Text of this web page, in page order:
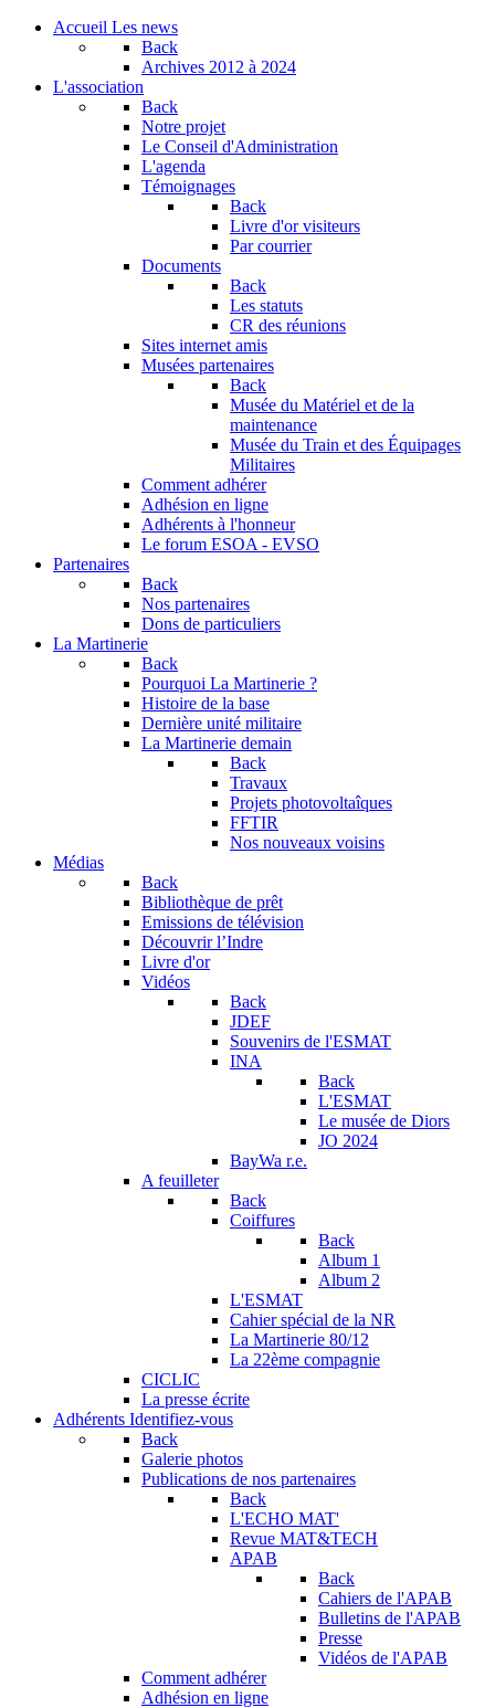
Accueil Les news
Back
Archives 2012 à 2024
L'association
Back
Notre projet
Le Conseil d'Administration
L'agenda
Témoignages
Back
Livre d'or visiteurs
Par courrier
Documents
Back
Les statuts
CR des réunions
Sites internet amis
Musées partenaires
Back
Musée du Matériel et de la
maintenance
Musée du Train et des Équipages
Militaires
Comment adhérer
Adhésion en ligne
Adhérents à l'honneur
Le forum ESOA - EVSO
Partenaires
Back
Nos partenaires
Dons de particuliers
La Martinerie
Back
Pourquoi La Martinerie ?
Histoire de la base
Dernière unité militaire
La Martinerie demain
Back
Travaux
Projets photovoltaîques
FFTIR
Nos nouveaux voisins
Médias
Back
Bibliothèque de prêt
Emissions de télévision
Découvrir l’Indre
Livre d'or
Vidéos
Back
JDEF
Souvenirs de l'ESMAT
INA
Back
L'ESMAT
Le musée de Diors
JO 2024
BayWa r.e.
A feuilleter
Back
Coiffures
Back
Album 1
Album 2
L'ESMAT
Cahier spécial de la NR
La Martinerie 80/12
La 22ème compagnie
CICLIC
La presse écrite
Adhérents Identifiez-vous
Back
Galerie photos
Publications de nos partenaires
Back
L'ECHO MAT'
Revue MAT&TECH
APAB
Back
Cahiers de l'APAB
Bulletins de l'APAB
Presse
Vidéos de l'APAB
Comment adhérer
Adhésion en ligne